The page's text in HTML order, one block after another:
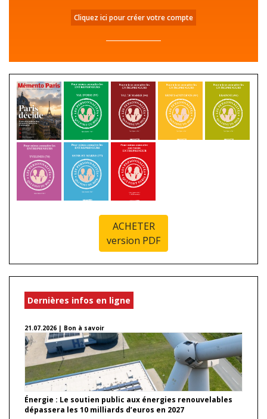
Cliquez ici pour créer votre compte
ACHETER
version PDF
Dernières infos en ligne
21.07.2026 | Bon à savoir
Énergie : Le soutien public aux énergies renouvelables
dépassera les 10 milliards d’euros en 2027